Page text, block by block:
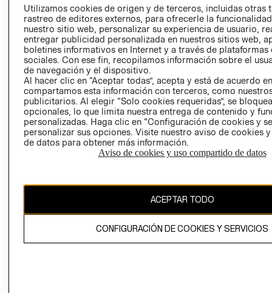
LIBRO DE
Ecuador ($)
CAMBIAR REGIÓN
propiedad de H&M Hennes & Mauritz AB.
Utilizamos cookies de origen y de terceros, incluidas otras
rastreo de editores externos, para ofrecerle la
nuestro sitio web, personalizar su experiencia de usuario,
entregar publicidad personalizada en nuestros sitios web,
boletines informativos en Internet y a través de plataformas
sociales. Con ese fin, recopilamos información sobre el
de navegación y el dispositivo.
Al hacer clic en “Aceptar todas”, acepta y está de acuerdo
compartamos esta información con terceros, como
publicitarios. Al elegir “Solo cookies requeridas”, se
opcionales, lo que limita nuestra entrega de contenido y
personalizadas. Haga clic en “Configuración de cookies y
personalizar sus opciones. Visite nuestro aviso de cookies
de datos para obtener más información.
Aviso de cookies y uso compartido de datos
ACEPTAR TODO
CONFIGURACIÓN DE COOKIES Y SERVICIOS